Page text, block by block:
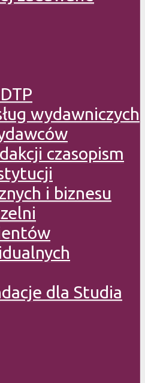
wydawniczych
czasopism
i biznesu
dla Studia